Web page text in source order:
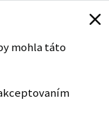
mohla táto